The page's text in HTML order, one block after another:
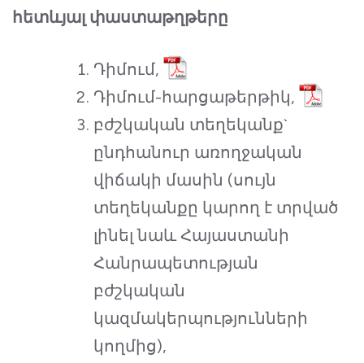
հետևյալ փաստաթղթերը
Դիմում,
Դիմում-հարցաթերթիկ,
բժշկական տեղեկանք`
ընդհանուր առողջական
վիճակի մասին (սույն
տեղեկանքը կարող է տրված
լինել նաև Հայաստանի
Հանրապետության
բժշկական
կազմակերպությունների
կողմից),